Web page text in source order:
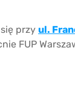
przy ul.
FUP